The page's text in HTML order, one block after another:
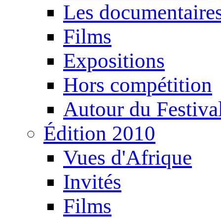
Les
Films
Expositions
Hors compétition
Autour du
Édition 2010
Vues d'Afrique
Invités
Films